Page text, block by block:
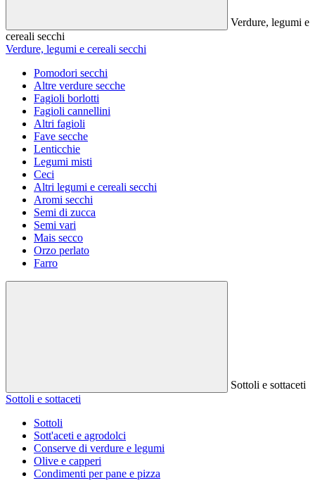
Verdure, legumi e
cereali secchi
Verdure, legumi e cereali secchi
Pomodori secchi
Altre verdure secche
Fagioli borlotti
Fagioli cannellini
Altri fagioli
Fave secche
Lenticchie
Legumi misti
Ceci
Altri legumi e cereali secchi
Aromi secchi
Semi di zucca
Semi vari
Mais secco
Orzo perlato
Farro
Sottoli e sottaceti
Sottoli e sottaceti
Sottoli
Sott'aceti e agrodolci
Conserve di verdure e legumi
Olive e capperi
Condimenti per pane e pizza